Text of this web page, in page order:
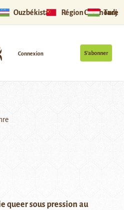
Ouzbékistan Région Ouïghoure
S’abonner
Connexion
queer sous pression au